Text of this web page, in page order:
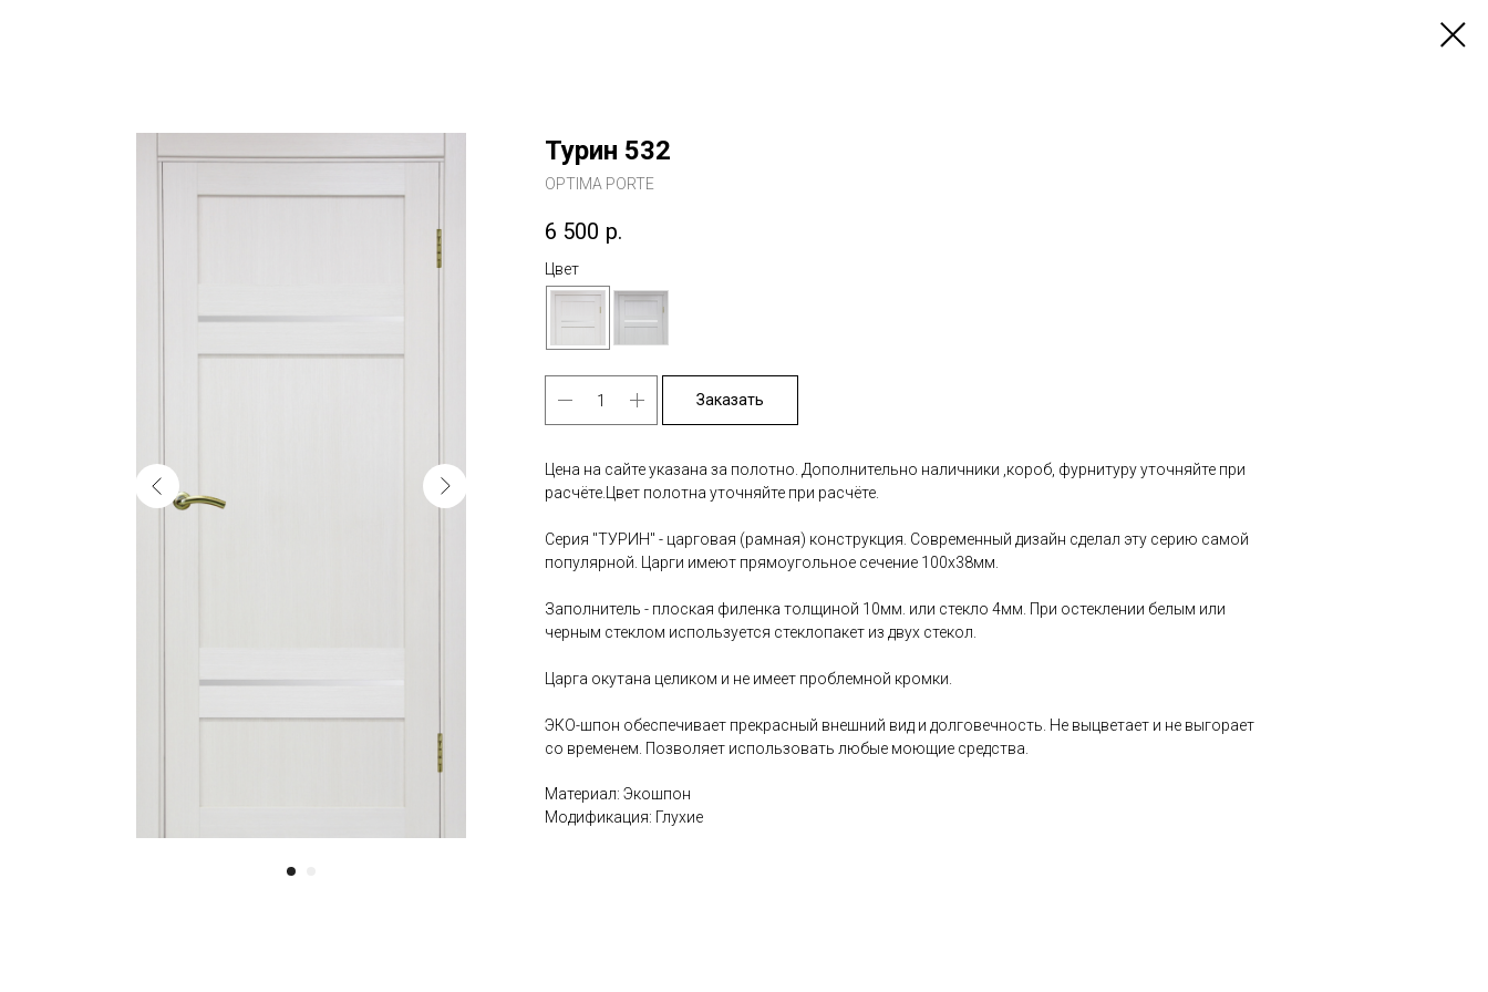
Турин 532
OPTIMA PORTE
6 500 р.
Цвет
Заказать
Цена на сайте указана за полотно. Дополнительно наличники ,короб, фурнитуру уточняйте при
расчёте.Цвет полотна уточняйте при расчёте.
Серия "ТУРИН" - царговая (рамная) конструкция. Современный дизайн сделал эту серию самой
популярной. Царги имеют прямоугольное сечение 100х38мм.
Заполнитель - плоская филенка толщиной 10мм. или стекло 4мм. При остеклении белым или
черным стеклом используется стеклопакет из двух стекол.
Царга окутана целиком и не имеет проблемной кромки.
ЭКО-шпон обеспечивает прекрасный внешний вид и долговечность. Не выцветает и не выгорает
со временем. Позволяет использовать любые моющие средства.
Материал: Экошпон
Модификация: Глухие